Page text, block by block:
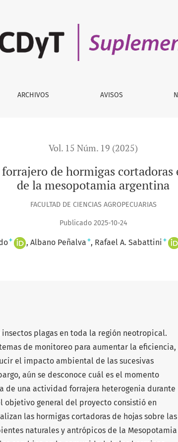
cortadoras en ambientes naturales y
ARCHIVOS AVISOS
Vol. 15 Núm. 19 (2025)
de hormigas
de la mesopotamia argentina
FACULTAD DE CIENCIAS AGROPECUARIAS
Publicado 2025-10-24
+ Albano Peñalva + Rafael A. Sabattini +
insectos plagas en toda la región neotropical.
de monitoreo para aumentar la eficiencia,
el impacto ambiental de las sucesivas
aún se desconoce cuál es el momento
de una actividad forrajera heterogenia durante
objetivo general del proyecto consistió en
las hormigas cortadoras de hojas sobre las
naturales y antrópicos de la Mesopotamia